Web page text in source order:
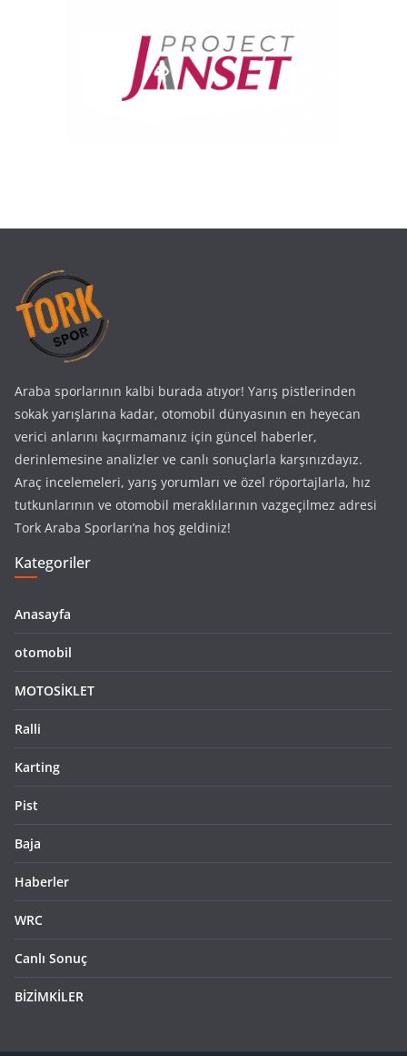
Araba sporlarının kalbi burada atıyor! Yarış pistlerinden
sokak yarışlarına kadar, otomobil dünyasının en heyecan
verici anlarını kaçırmamanız için güncel haberler,
derinlemesine analizler ve canlı sonuçlarla karşınızdayız.
Araç incelemeleri, yarış yorumları ve özel röportajlarla, hız
tutkunlarının ve otomobil meraklılarının vazgeçilmez adresi
Tork Araba Sporları’na hoş geldiniz!
Kategoriler
Anasayfa
otomobil
MOTOSİKLET
Ralli
Karting
Pist
Baja
Haberler
WRC
Canlı Sonuç
BİZİMKİLER